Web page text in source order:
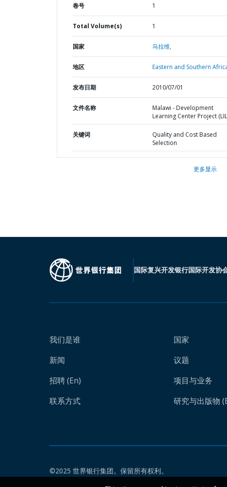
卷号 1
Total Volume(s) 1
国家 马拉维,
地区 Eastern and Southern
发布日期 2010/07/01
文件名称
Malawi - Development
Learning Center Project
关键词
Quality and Cost Based
Selection
更多显示
国际复兴开发银行国际开发协
我们是谁
新闻
招聘 (En)
联系方式
国家
议题
项目与业务
研究与出版物
©2025 世界银行集团。保留所有权利。